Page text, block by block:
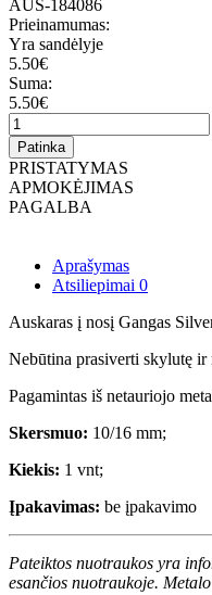
AUS-184086
Prieinamumas:
Yra sandėlyje
5.50€
Suma:
5.50€
Patinka
PRISTATYMAS
APMOKĖJIMAS
PAGALBA
Aprašymas
Atsiliepimai 0
Auskaras į nosį Gangas
Nebūtina prasiverti skylutę ir
Pagamintas iš netauriojo
Skersmuo: 10/16 mm;
Kiekis: 1 vnt;
Įpakavimas: be įpakavimo
Pateiktos nuotraukos yra
esančios nuotraukoje.